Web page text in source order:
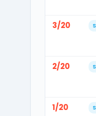
3/20
2/20
1/20